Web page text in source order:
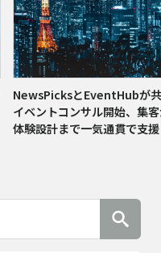
NewsPicksとEventHubが
イベントコンサル開始、集
体験設計まで一気通貫で支援